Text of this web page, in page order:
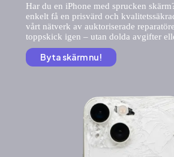
Har du en iPhone med sprucken
enkelt få en prisvärd och
vårt nätverk av auktoriserade
toppskick igen – utan dolda avgifter
Byta skärm nu!